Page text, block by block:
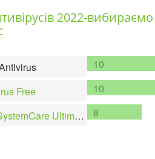
2022-вибираємо
Free
Ultimate
10
10
8